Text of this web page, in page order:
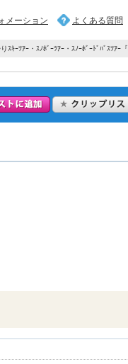
メーション よくある質問
ｽｷｰﾂｱｰ・ｽﾉﾎﾞｰﾂｱｰ・ｽﾉｰﾎﾞｰﾄﾞﾊﾞｽﾂｱｰ 『